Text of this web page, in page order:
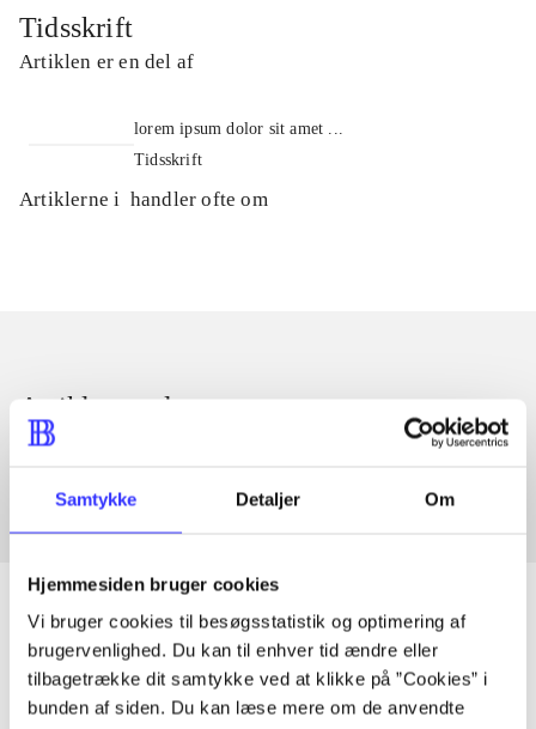
Samtykke Detaljer Om
Hjemmesiden bruger cookies
Vi bruger cookies til besøgsstatistik og optimering af
brugervenlighed. Du kan til enhver tid ændre eller
tilbagetrække dit samtykke ved at klikke på ”Cookies” i
bunden af siden. Du kan læse mere om de anvendte
Tidsskrift
Artiklen er en del af
lorem ipsum dolor sit amet ...
Tidsskrift
Artiklerne i handler ofte om
Artikler med samme emner
Fra
Artikler
Alle registrerede artikler fordelt på udgivelser